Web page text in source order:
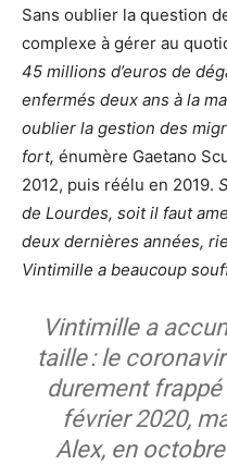
Sans oublier la question
complexe à gérer au
45 millions d’euros de
enfermés deux ans à la
oublier la gestion des
fort, énumère Gaetano
2012, puis réélu en 2019.
de Lourdes, soit il faut
deux dernières années,
Vintimille a beaucoup
Vintimille a
taille : le
durement frappé
février 2020,
Alex, en